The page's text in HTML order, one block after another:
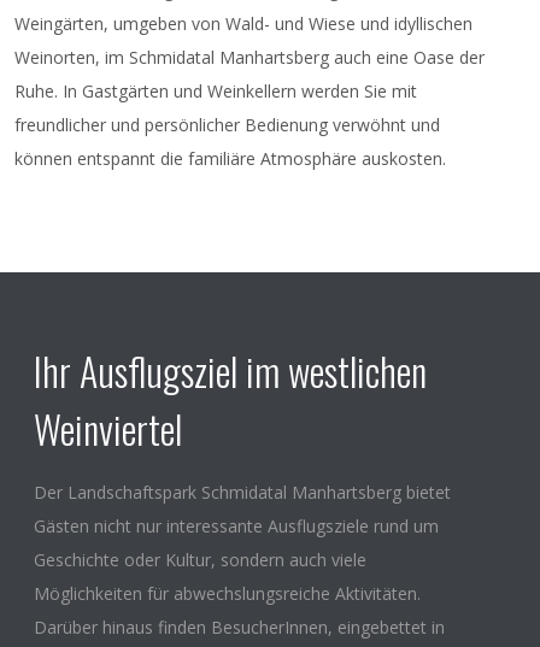
Weingärten, umgeben von Wald- und Wiese und idyllischen
Weinorten, im Schmidatal Manhartsberg auch eine Oase der
Ruhe. In Gastgärten und Weinkellern werden Sie mit
freundlicher und persönlicher Bedienung verwöhnt und
können entspannt die familiäre Atmosphäre auskosten.
Ihr Ausflugsziel im westlichen
Weinviertel
Der Landschaftspark Schmidatal Manhartsberg bietet
Gästen nicht nur interessante Ausflugsziele rund um
Geschichte oder Kultur, sondern auch viele
Möglichkeiten für abwechslungsreiche Aktivitäten.
Darüber hinaus finden BesucherInnen, eingebettet in